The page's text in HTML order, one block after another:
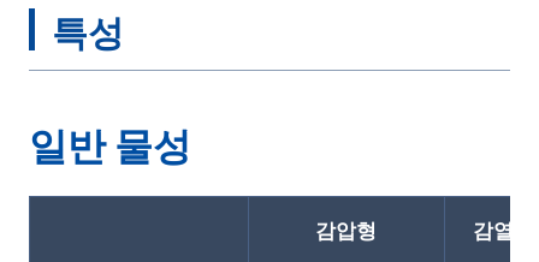
특성
일반 물성
감압형 감열형